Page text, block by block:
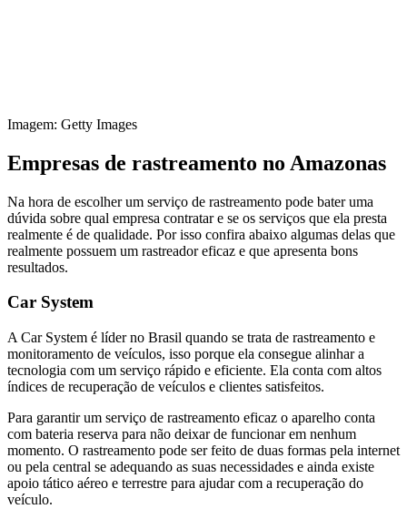
Imagem: Getty Images
Empresas de rastreamento no Amazonas
Na hora de escolher um serviço de rastreamento pode bater uma
dúvida sobre qual empresa contratar e se os serviços que ela presta
realmente é de qualidade. Por isso confira abaixo algumas delas que
realmente possuem um rastreador eficaz e que apresenta bons
resultados.
Car System
A Car System é líder no Brasil quando se trata de rastreamento e
monitoramento de veículos, isso porque ela consegue alinhar a
tecnologia com um serviço rápido e eficiente. Ela conta com altos
índices de recuperação de veículos e clientes satisfeitos.
Para garantir um serviço de rastreamento eficaz o aparelho conta
com bateria reserva para não deixar de funcionar em nenhum
momento. O rastreamento pode ser feito de duas formas pela internet
ou pela central se adequando as suas necessidades e ainda existe
apoio tático aéreo e terrestre para ajudar com a recuperação do
veículo.